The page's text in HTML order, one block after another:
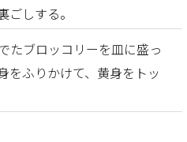
ごしする。
たブロッコリーを皿に盛っ
をふりかけて、黄身をトッ